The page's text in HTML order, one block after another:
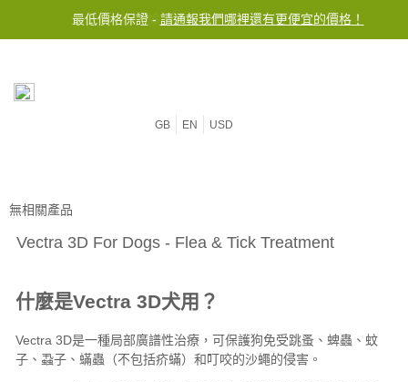
最低價格保證 - 請通報我們哪裡還有更便宜的價格！
不論訂單金額免費運送至台灣
GB EN USD
什麼是Vectra 3D犬用？
Vectra 3D是一種局部廣譜性治療，可保護狗免受跳蚤、蜱蟲、蚊
子、蝨子、蟎蟲（不包括疥蟎）和叮咬的沙蠅的侵害。
Vectra 3D For Dogs - Flea & Tick Treatment
無相關產品